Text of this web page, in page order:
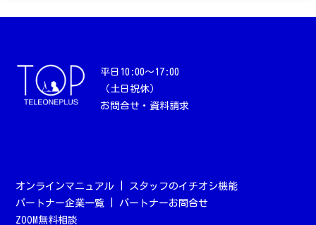
平日10:00〜17:00
（土日祝休）
お問合せ・資料請求
オンラインマニュアル
スタッフのイチオシ機能
パートナー企業一覧 |パートナーお問合せ
ZOOM無料相談